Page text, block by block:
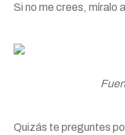
Si no me crees, míralo
Quizás te preguntes